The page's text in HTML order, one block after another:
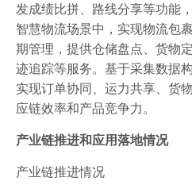
发成绩比拼、路线分享等功能
智慧物流场景中，实现物流包
期管理，提供仓储盘点、货物
迹追踪等服务。基于采集数据
实现订单协同、运力共享、货
应链效率和产品竞争力。
产业链推进和应用落地情况
产业链推进情况